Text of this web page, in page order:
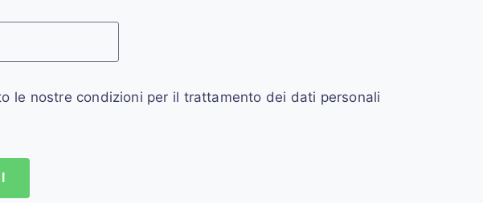
le nostre condizioni per il trattamento dei dati personali